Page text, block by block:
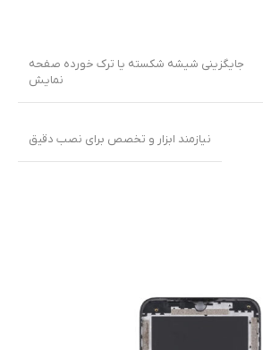
جایگزینی شیشه شکسته یا ترک خورده صفحه
نمایش
نیازمند ابزار و تخصص برای نصب دقیق